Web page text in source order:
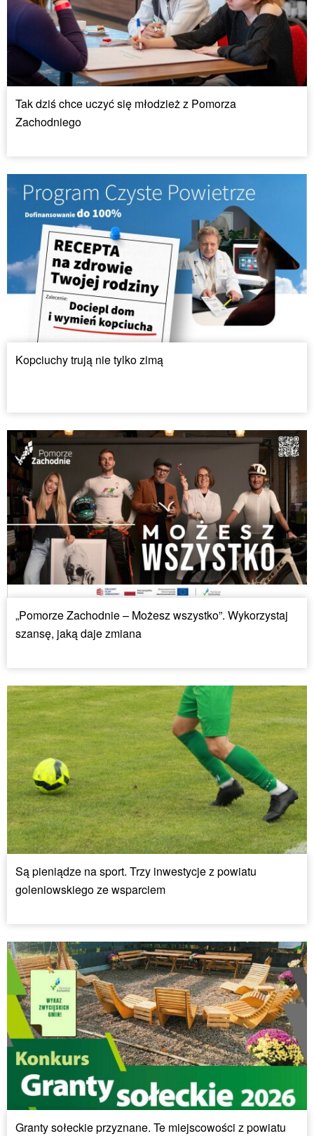
Tak dziś chce uczyć się młodzież z Pomorza
Zachodniego
Kopciuchy trują nie tylko zimą
„Pomorze Zachodnie – Możesz wszystko”. Wykorzystaj
szansę, jaką daje zmiana
Są pieniądze na sport. Trzy inwestycje z powiatu
goleniowskiego ze wsparciem
Granty sołeckie przyznane. Te miejscowości z powiatu